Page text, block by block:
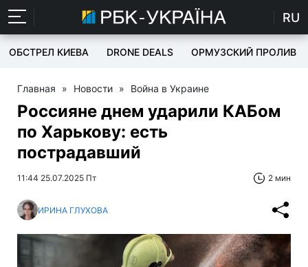
RU
ОБСТРЕЛ КИЕВА DRONE DEALS ОРМУЗСКИЙ ПРОЛИВ
Главная » Новости » Война в Украине
Россияне днем ударили КАБом
по Харькову: есть
пострадавший
11:44 25.07.2025 Пт 2 мин
ИРИНА ГЛУХОВА